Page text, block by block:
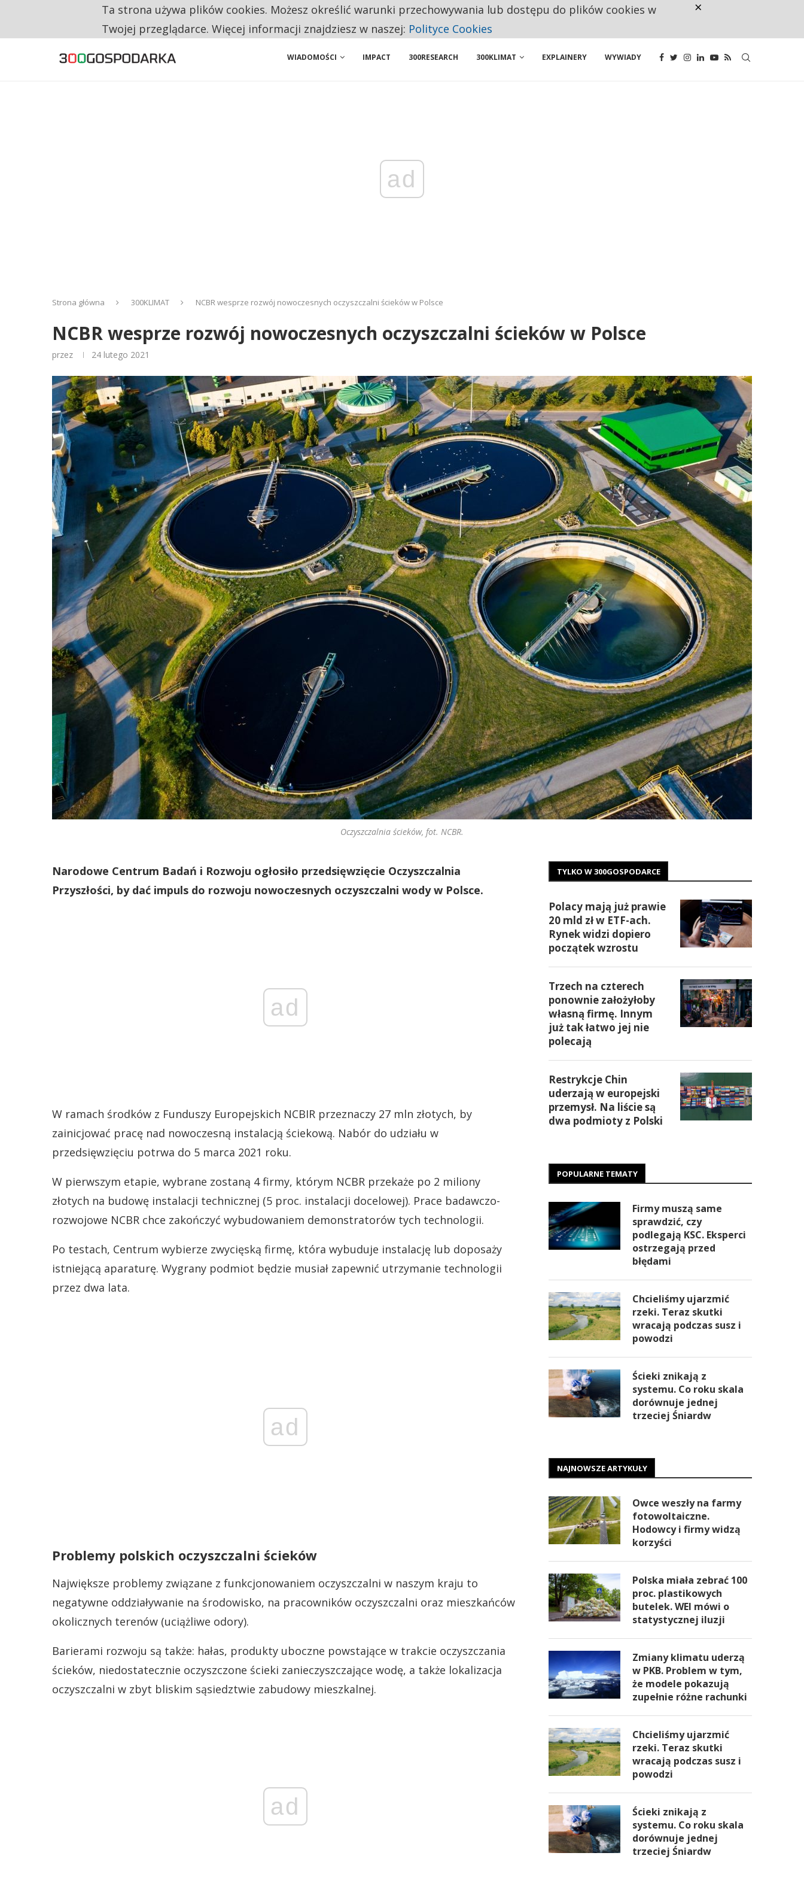
RESTRYKCJE CHIN UDERZAJĄ W EUROPEJSKI PRZEMYSŁ. NA LIŚCIE SĄ DWA PODMIOTY Z POLSKI
WIADOMOŚCI IMPACT 300RESEARCH 300KLIMAT EXPLAINERY WYWIADY
ad
Strona główna 300KLIMAT NCBR wesprze rozwój nowoczesnych oczyszczalni ścieków w Polsce
NCBR wesprze rozwój nowoczesnych oczyszczalni ścieków w Polsce
przez 24 lutego 2021
Oczyszczalnia ścieków, fot. NCBR.
Narodowe Centrum Badań i Rozwoju ogłosiło przedsięwzięcie Oczyszczalnia
Przyszłości, by dać impuls do rozwoju nowoczesnych oczyszczalni wody w Polsce.
ad
W ramach środków z Funduszy Europejskich NCBIR przeznaczy 27 mln złotych, by
zainicjować pracę nad nowoczesną instalacją ściekową. Nabór do udziału w
przedsięwzięciu potrwa do 5 marca 2021 roku.
W pierwszym etapie, wybrane zostaną 4 firmy, którym NCBR przekaże po 2 miliony
złotych na budowę instalacji technicznej (5 proc. instalacji docelowej). Prace badawczo-
rozwojowe NCBR chce zakończyć wybudowaniem demonstratorów tych technologii.
Po testach, Centrum wybierze zwycięską firmę, która wybuduje instalację lub doposaży
istniejącą aparaturę. Wygrany podmiot będzie musiał zapewnić utrzymanie technologii
przez dwa lata.
ad
Problemy polskich oczyszczalni ścieków
Największe problemy związane z funkcjonowaniem oczyszczalni w naszym kraju to
negatywne oddziaływanie na środowisko, na pracowników oczyszczalni oraz mieszkańców
okolicznych terenów (uciążliwe odory).
Barierami rozwoju są także: hałas, produkty uboczne powstające w trakcie oczyszczania
ścieków, niedostatecznie oczyszczone ścieki zanieczyszczające wodę, a także lokalizacja
oczyszczalni w zbyt bliskim sąsiedztwie zabudowy mieszkalnej.
ad
TYLKO W 300GOSPODARCE
Polacy mają już prawie
20 mld zł w ETF-ach.
Rynek widzi dopiero
początek wzrostu
Trzech na czterech
ponownie założyłoby
własną firmę. Innym
już tak łatwo jej nie
polecają
Restrykcje Chin
uderzają w europejski
przemysł. Na liście są
dwa podmioty z Polski
POPULARNE TEMATY
Firmy muszą same
sprawdzić, czy
podlegają KSC. Eksperci
ostrzegają przed
błędami
Chcieliśmy ujarzmić
rzeki. Teraz skutki
wracają podczas susz i
powodzi
Ścieki znikają z
systemu. Co roku skala
dorównuje jednej
trzeciej Śniardw
NAJNOWSZE ARTYKUŁY
Owce weszły na farmy
fotowoltaiczne.
Hodowcy i firmy widzą
korzyści
Polska miała zebrać 100
proc. plastikowych
butelek. WEI mówi o
statystycznej iluzji
Zmiany klimatu uderzą
w PKB. Problem w tym,
że modele pokazują
zupełnie różne rachunki
Chcieliśmy ujarzmić
rzeki. Teraz skutki
wracają podczas susz i
powodzi
Ścieki znikają z
systemu. Co roku skala
dorównuje jednej
trzeciej Śniardw
Ta strona używa plików cookies. Możesz określić warunki przechowywania lub dostępu do plików cookies w
Twojej przeglądarce. Więcej informacji znajdziesz w naszej: Polityce Cookies
×